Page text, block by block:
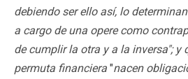
debiendo ser ello así, lo
a cargo de una opere como
de cumplir la otra y a la inversa"; y
permuta financiera "nacen